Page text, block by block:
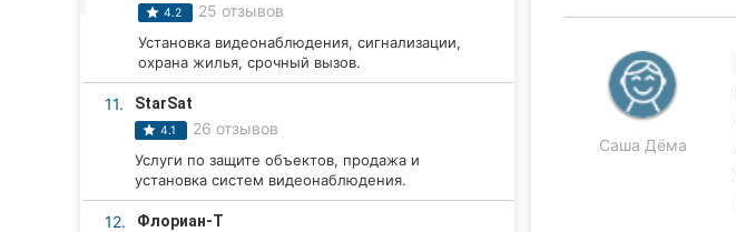
Чернигов
4.2 25 отзывов
Установка видеонаблюдения, сигнализации,
охрана жилья, срочный вызов.
11. StarSat
4.1 26 отзывов
Услуги по защите объектов, продажа и
установка систем видеонаблюдения.
12. Флориан-Т
Саша Дёма